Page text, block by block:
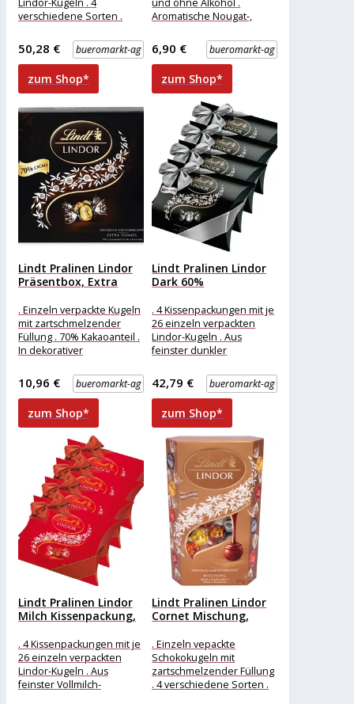
Lindor-Kugeln . 4
verschiedene Sorten .
Schokoladen-Geschenk
mit Geschenkschleife
bueromarkt-ag
50,28 €
zum Shop*
und ohne Alkohol .
Aromatische Nougat-,
Schokoladen-Delikatessen
. Luxuriöse Auswahl an
Mini-Meisterwerken
bueromarkt-ag
6,90 €
zum Shop*
Lindt Pralinen Lindor
Präsentbox, Extra
. Einzeln verpackte Kugeln
mit zartschmelzender
Füllung . 70% Kakaoanteil .
In dekorativer
Merkmale: Verpackung:
einzeln verpackt
Eigenschaft: ohne
bueromarkt-ag
10,96 €
zum Shop*
Lindt Pralinen Lindor
Dark 60%
1288g...
. 4 Kissenpackungen mit je
26 einzeln verpackten
Lindor-Kugeln . Aus
feinster dunkler
Kakaoanteil . Idealbueromarkt-ag
42,79 €
zum Shop*
Lindt Pralinen Lindor
Milch Kissenpackung,
. 4 Kissenpackungen mit je
26 einzeln verpackten
Lindor-Kugeln . Aus
feinster Vollmilch-
Lindt Pralinen Lindor
Cornet Mischung,
. Einzeln vepackte
Schokokugeln mit
zartschmelzender Füllung
. 4 verschiedene Sorten .